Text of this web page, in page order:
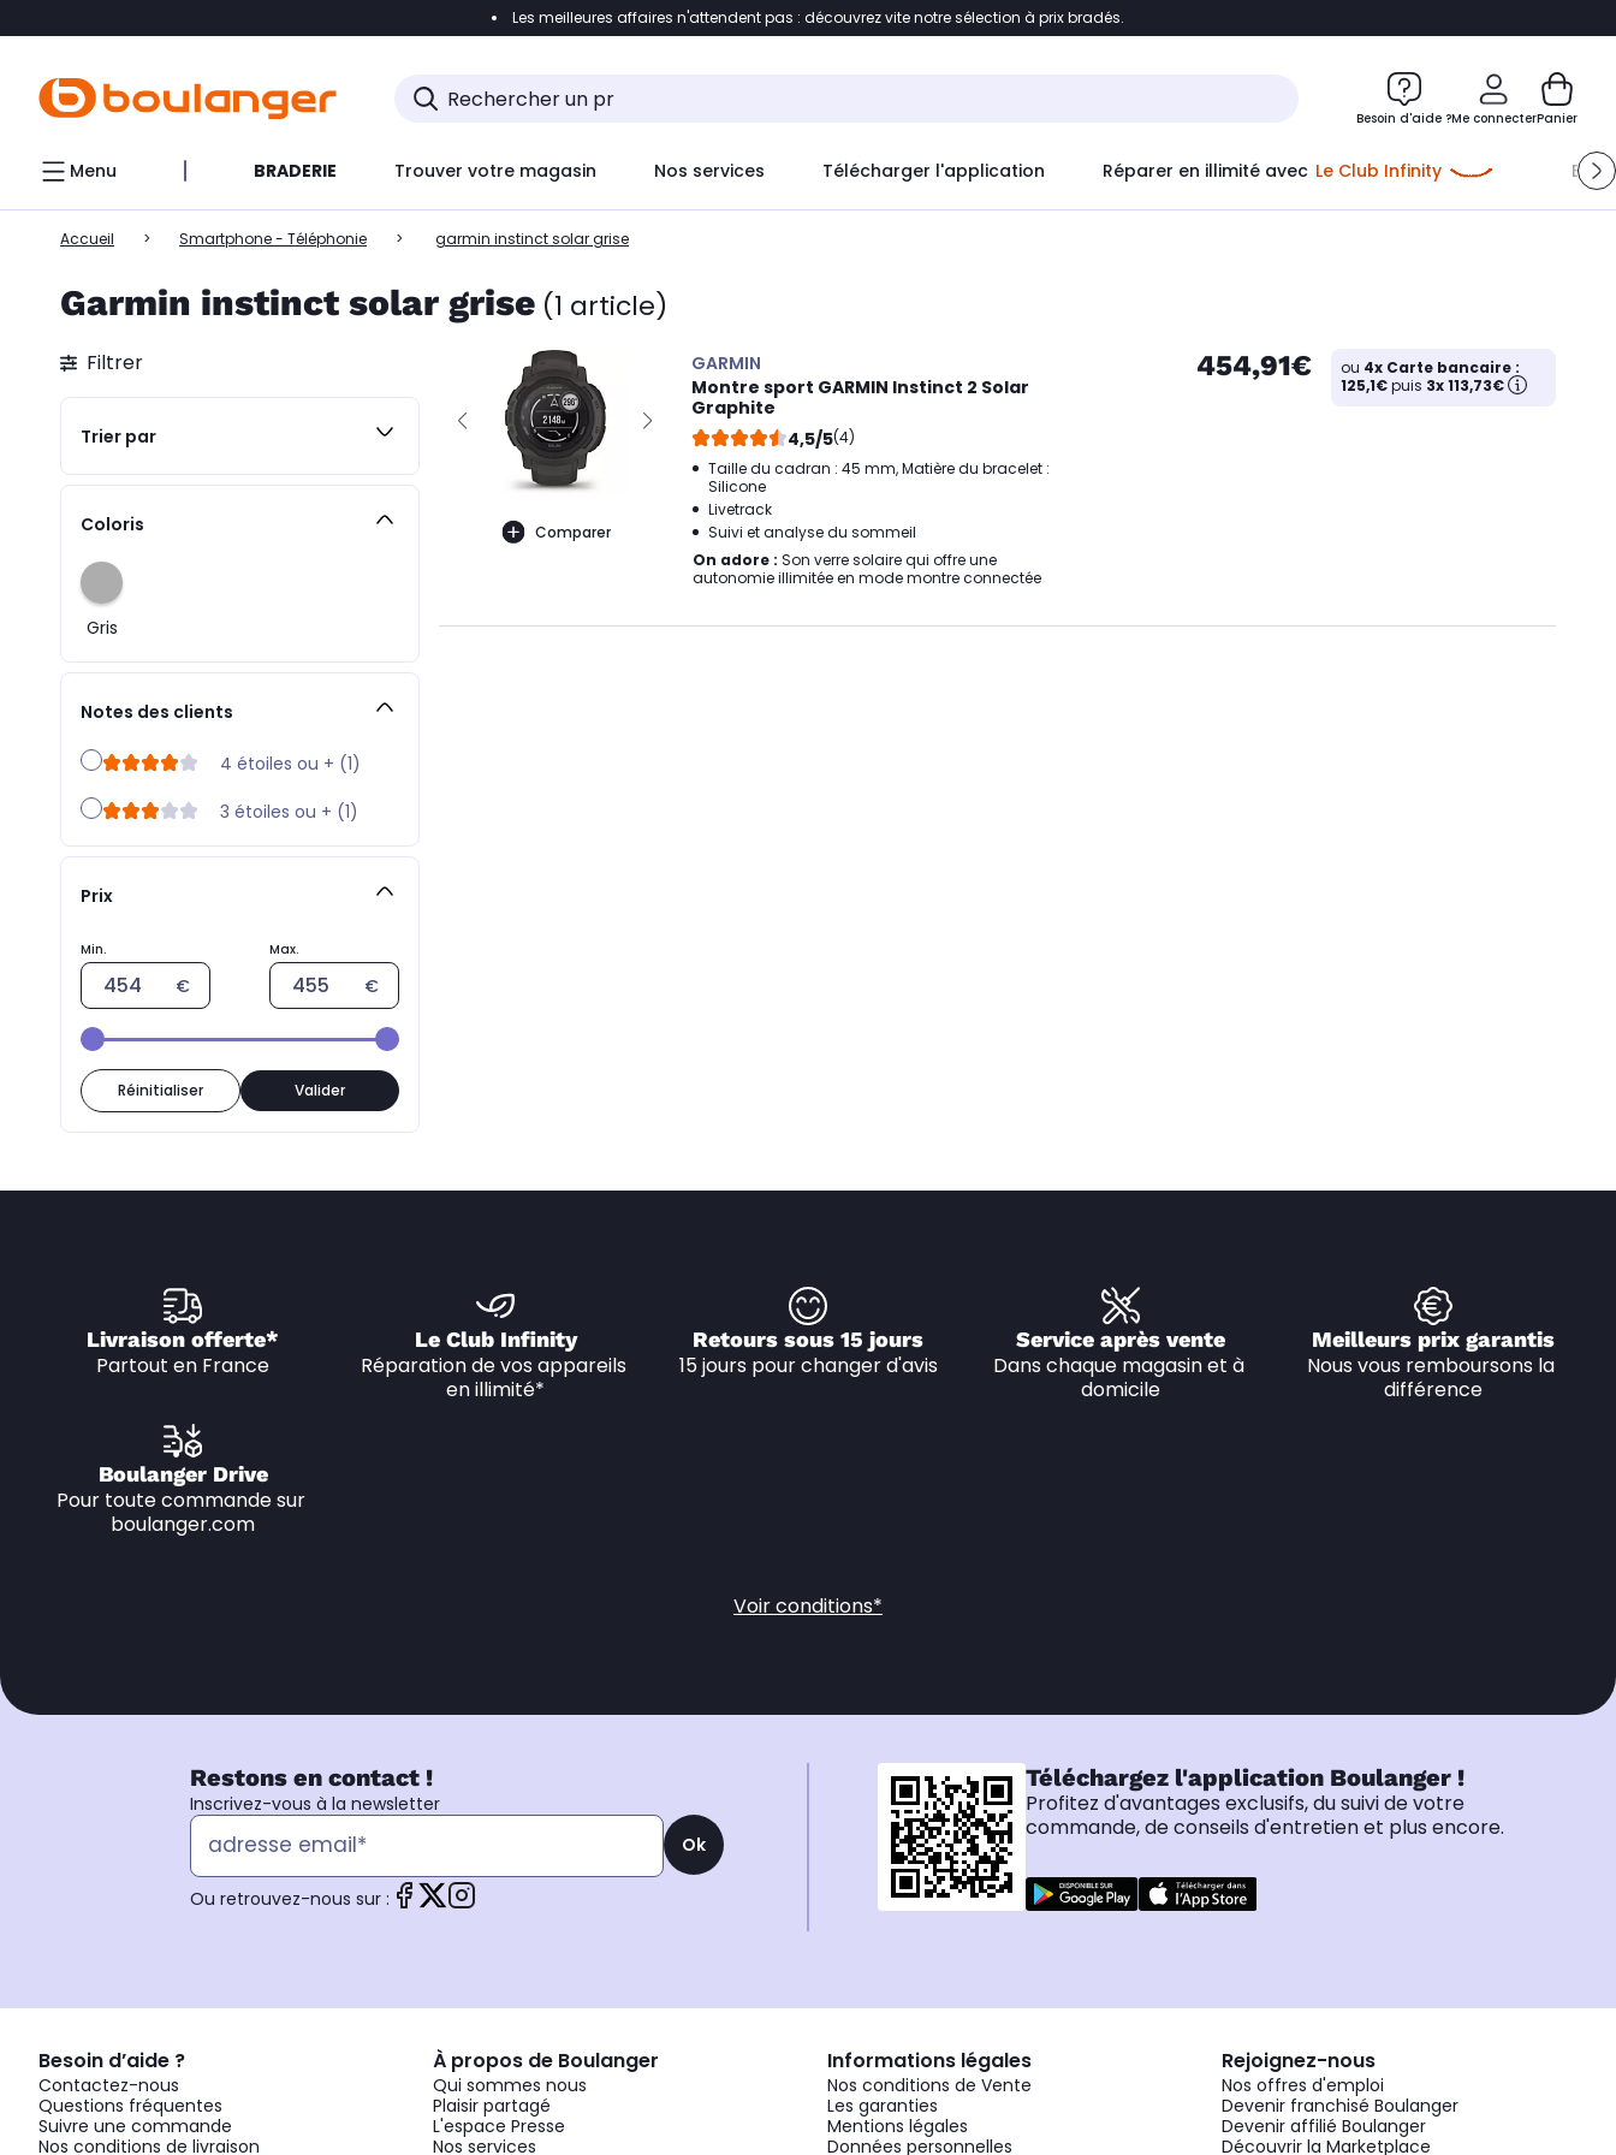
Accéder directement au contenu Accéder directement au pied de page Accéder directement au chatbot
Les meilleures affaires n'attendent pas : découvrez vite notre sélection à prix bradés.
Besoin d'aide ?Me connecter
Me connecter
Panier
Menu BRADERIE Trouver votre magasin Nos services Télécharger l'application Réparer en illimité avec Le Club Infinity
Accueil Smartphone - Téléphonie garmin instinct solar grise
Garmin instinct solar grise (1 article)
Filtrer
Trier par
Coloris
Gris
Notes des clients
4 étoiles ou + (1)
3 étoiles ou + (1)
Prix
Réinitialiser Valider
Comparer
GARMIN
Montre sport GARMIN Instinct 2 Solar
Graphite
4,5/5(4)
Taille du cadran : 45 mm, Matière du bracelet :
Silicone
Livetrack
Suivi et analyse du sommeil
On adore : Son verre solaire qui offre une
autonomie illimitée en mode montre connectée
454,91€ ou 4x Carte bancaire :
125,1€puis 3x 113,73€
Livraison offerte*
Partout en France
Le Club Infinity
Réparation de vos appareils
en illimité*
Retours sous 15 jours
15 jours pour changer d'avis
Service après vente
Dans chaque magasin et à
domicile
Meilleurs prix garantis
Nous vous remboursons la
différence
Boulanger Drive
Pour toute commande sur
boulanger.com
Voir conditions*
Restons en contact !
Inscrivez-vous à la newsletter
Ok
Ou retrouvez-nous sur :
Téléchargez l'application Boulanger !
Profitez d'avantages exclusifs, du suivi de votre
commande, de conseils d'entretien et plus encore.
Besoin d’aide ?
Contactez-nous
Questions fréquentes
Suivre une commande
Nos conditions de livraison
À propos de Boulanger
Qui sommes nous
Plaisir partagé
L'espace Presse
Nos services
Informations légales
Nos conditions de Vente
Les garanties
Mentions légales
Données personnelles
Rejoignez-nous
Nos offres d'emploi
Devenir franchisé Boulanger
Devenir affilié Boulanger
Découvrir la Marketplace